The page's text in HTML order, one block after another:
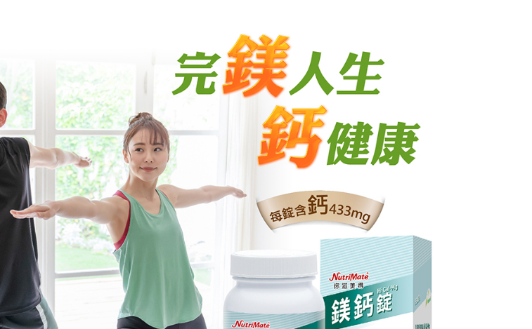
１．透過由恩沛科技股份有限公司提供之「AFTEE先享後付」服務完成之
交易，需依本服務之必要範圍內提供個人資料，並將交易相關給付款項請
求債權轉讓予恩沛科技股份有限公司。
２．關於個人資料處理事宜，請瀏覽以下網址：
https://aftee.tw/terms/#terms3
３．未成年的使用者請事先徵得法定代理人或監護人之同意方可使用
「AFTEE先享後付」，若未經同意申辦者引起之損失，本公司不負相關責
４．使用「AFTEE先享後付」時，將依據個別帳號之用戶狀況，依本公司
即時審查核予不同之上限額度；若仍有額度不足之情形，本公司將視審查
結果請求用戶進行身份認證。
５．嚴禁一人註冊多個帳號或使用他人資訊註冊。若發現惡意使用之情
形，恩沛科技股份有限公司將有權停止該用戶之使用額度並採取法律行
每筆NT$60，滿NT$1,000(含以上)免運費
7-11取貨付款
每筆NT$60，滿NT$699(含以上)免運費
每筆NT$60，滿NT$699(含以上)免運費
宅配
宅配-離島
每筆NT$120，滿NT$1,000(含以上)免運費